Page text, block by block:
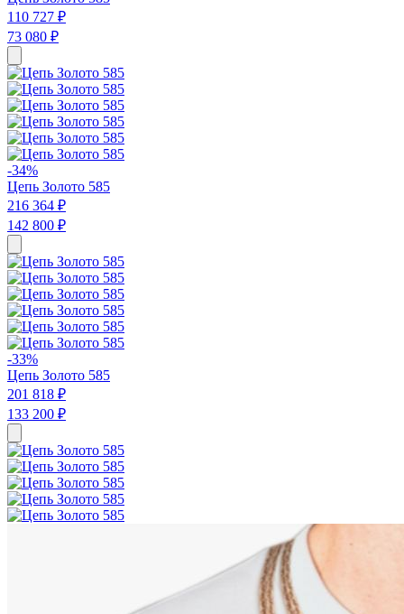
110 727 ₽
73 080 ₽
-34%
Цепь Золото 585
216 364 ₽
142 800 ₽
-33%
Цепь Золото 585
201 818 ₽
133 200 ₽